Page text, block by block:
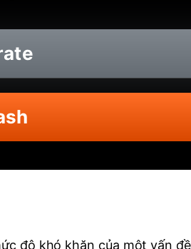
độ khó khăn của một vấn